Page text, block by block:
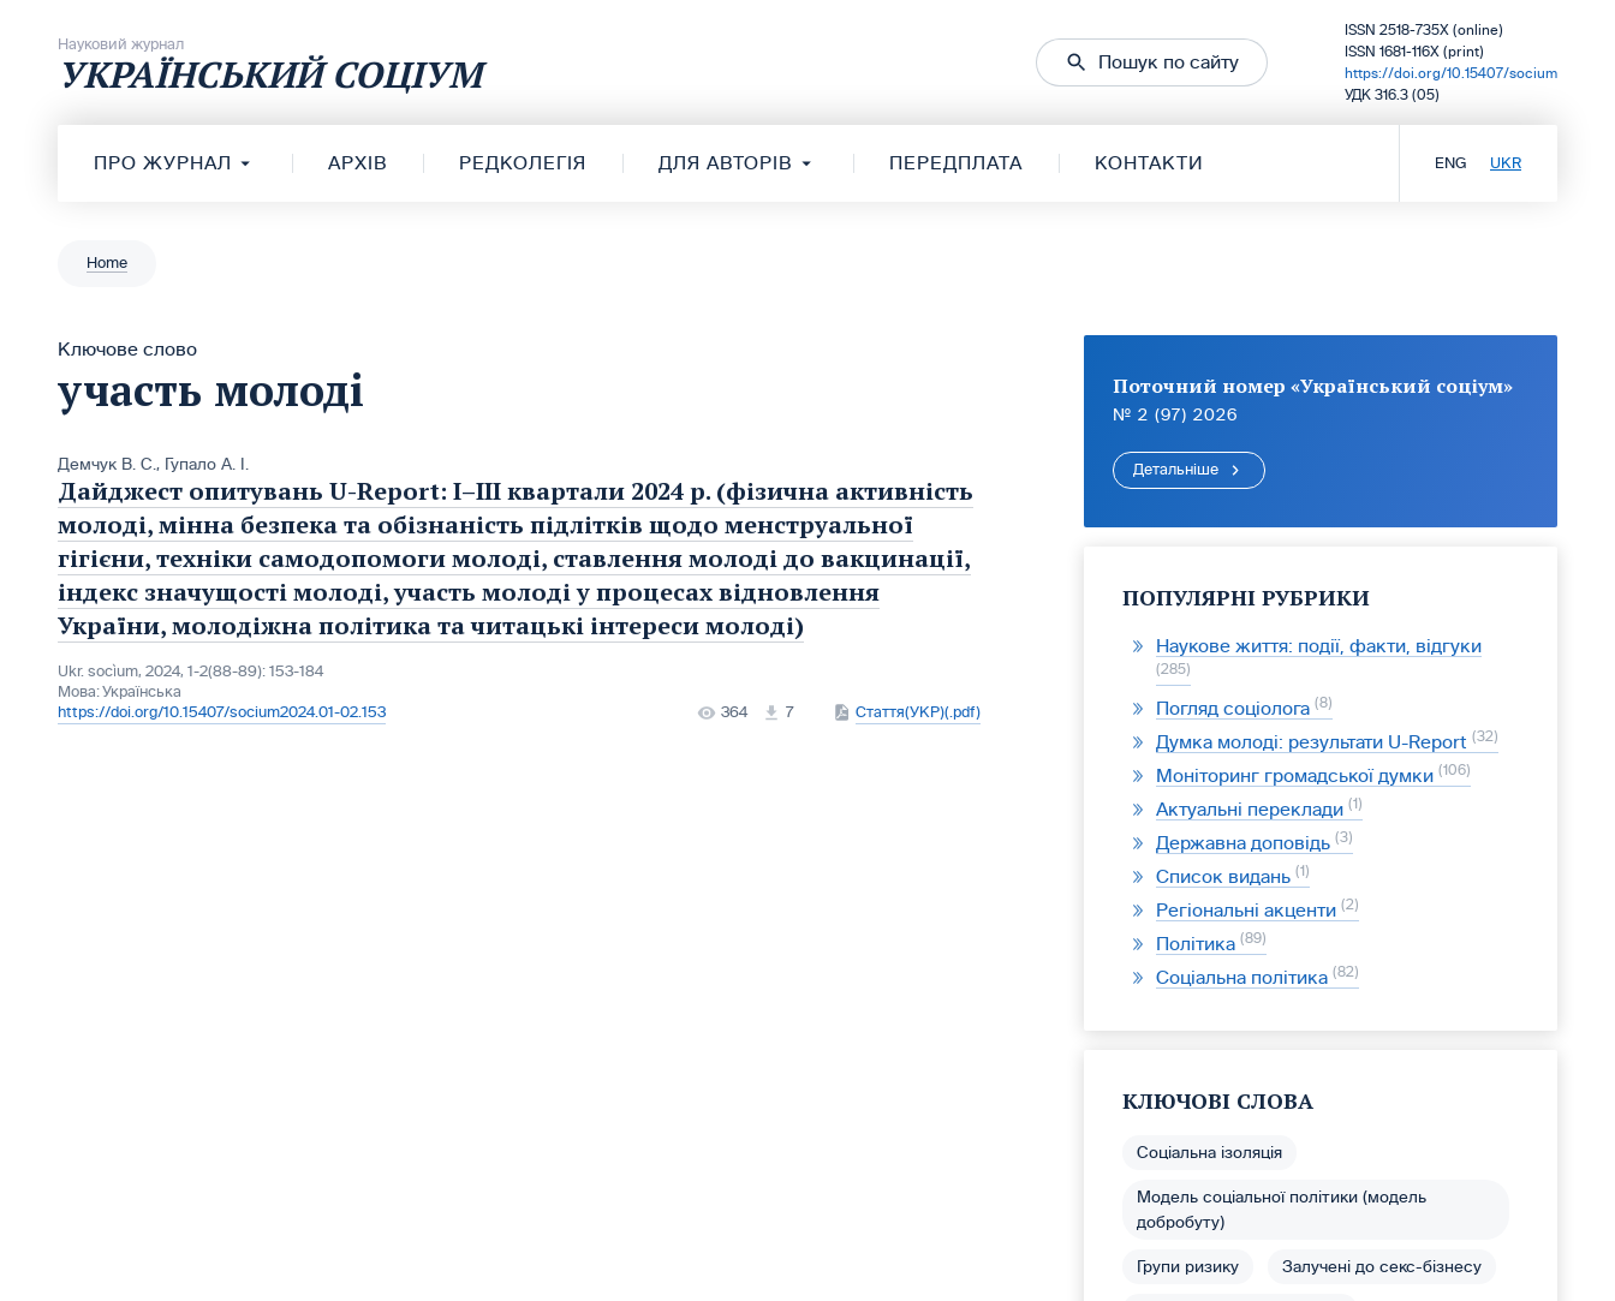
Науковий журнал
УКРАЇНСЬКИЙ СОЦІУМ Пошук по сайту
ISSN 2518-735X (online)
ISSN 1681-116X (print)
https://doi.org/10.15407/socium
УДК 316.3 (05)
ПРО ЖУРНАЛ АРХІВ РЕДКОЛЕГІЯ ДЛЯ АВТОРІВ ПЕРЕДПЛАТА КОНТАКТИ ENG UKR
Home
Ключове слово
участь молоді
Демчук В. С., Гупало А. І.
Дайджест опитувань U-Report: I–ІІІ квартали 2024 р. (фізична активність
молоді, мінна безпека та обізнаність підлітків щодо менструальної
гігієни, техніки самодопомоги молоді, ставлення молоді до вакцинації,
індекс значущості молоді, участь молоді у процесах відновлення
України, молодіжна політика та читацькі інтереси молоді)
Ukr. socìum, 2024, 1-2(88-89): 153-184
Мова:Українська
https://doi.org/10.15407/socium2024.01-02.153
364 7 Стаття(УКР)(.pdf)
Поточний номер «Український соціум»
№ 2 (97) 2026
Детальніше
ПОПУЛЯРНІ РУБРИКИ
Наукове життя: події, факти, відгуки
285
Погляд соціолога 8
Думка молоді: результати U-Report 32
Моніторинг громадської думки 106
Актуальні переклади 1
Державна доповідь 3
Список видань 1
Регіональні акценти 2
Політика 89
Соціальна політика 82
КЛЮЧОВІ СЛОВА
Соціальна ізоляція
Модель соціальної політики (модель
добробуту)
Групи ризику Залучені до секс-бізнесу